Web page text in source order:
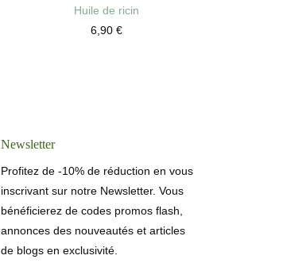
Huile de ricin
6,90 €
Newsletter
Profitez de -10% de réduction en vous
inscrivant sur notre Newsletter. Vous
bénéficierez de codes promos flash,
annonces des nouveautés et articles
de blogs en exclusivité.